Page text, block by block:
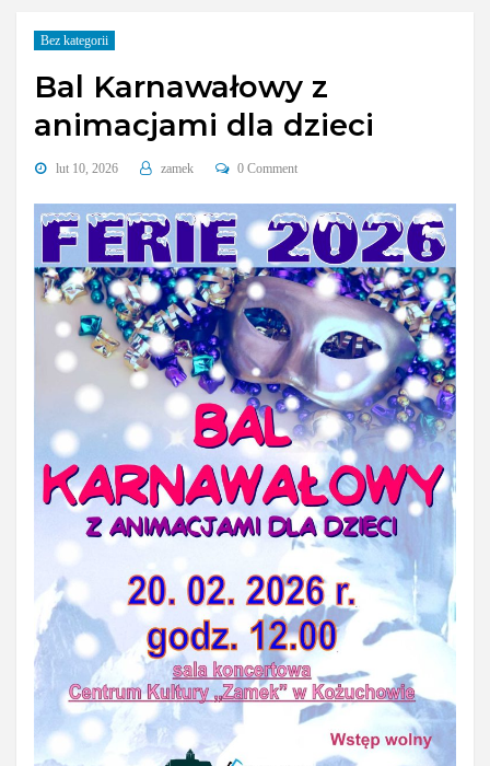
Bez kategorii
Bal Karnawałowy z
animacjami dla dzieci
lut 10, 2026 zamek 0 Comment